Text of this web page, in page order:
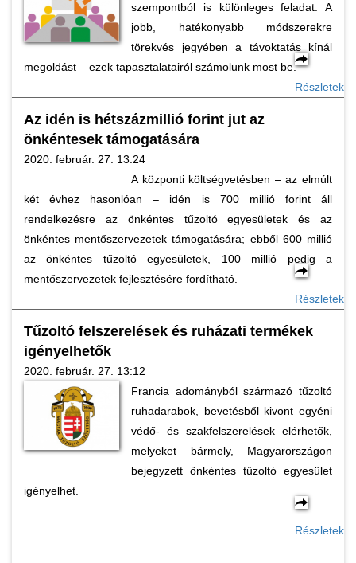
szempontból is különleges feladat. A
jobb, hatékonyabb módszerekre
törekvés jegyében a távoktatás kínál
megoldást – ezek tapasztalatairól számolunk most be.
Részletek
Az idén is hétszázmillió forint jut az
önkéntesek támogatására
2020. február. 27. 13:24
A központi költségvetésben – az elmúlt
két évhez hasonlóan – idén is 700 millió forint áll
rendelkezésre az önkéntes tűzoltó egyesületek és az
önkéntes mentőszervezetek támogatására; ebből 600 millió
az önkéntes tűzoltó egyesületek, 100 millió pedig a
mentőszervezetek fejlesztésére fordítható.
Részletek
Tűzoltó felszerelések és ruházati termékek
igényelhetők
2020. február. 27. 13:12
Francia adományból származó tűzoltó
ruhadarabok, bevetésből kivont egyéni
védő- és szakfelszerelések elérhetők,
melyeket bármely, Magyarországon
bejegyzett önkéntes tűzoltó egyesület
igényelhet.
Részletek